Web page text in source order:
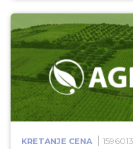
KRETANJE CENA